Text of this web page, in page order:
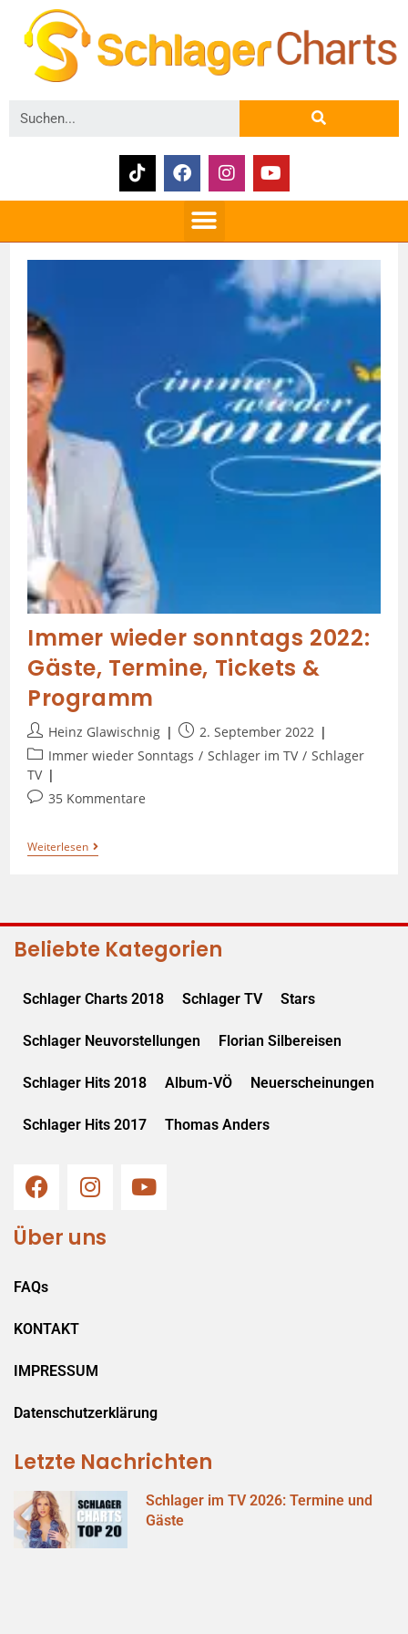
Immer wieder sonntags 2022:
Gäste, Termine, Tickets &
Programm
Heinz Glawischnig
2. September 2022
Immer wieder Sonntags / Schlager im TV / Schlager
TV
35 Kommentare
Weiterlesen
Beliebte Kategorien
Schlager Charts 2018 Schlager TV Stars
Schlager Neuvorstellungen Florian Silbereisen
Schlager Hits 2018 Album-VÖ Neuerscheinungen
Schlager Hits 2017 Thomas Anders
Über uns
FAQs
KONTAKT
IMPRESSUM
Datenschutzerklärung
Letzte Nachrichten
Schlager im TV 2026: Termine und
Gäste